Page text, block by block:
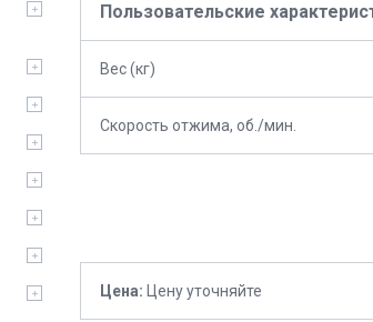
Пользовательские
Вес (кг)
Скорость отжима, об./мин.
Цена: Цену уточняйте